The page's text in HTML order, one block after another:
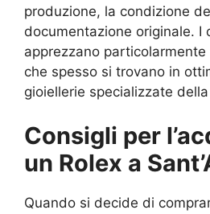
produzione, la condizione
documentazione originale. I
apprezzano
che spesso si trovano in
gioiellerie specializzate
Consigli per
un Rolex a
Quando si decide di